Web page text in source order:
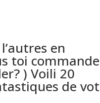
en
toi
) Voili 20
de